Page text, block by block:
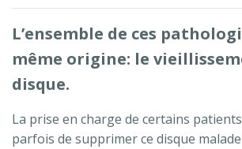
L’ensemble de ces
même origine: le
disque.
La prise en charge de certains
parfois de supprimer ce disque